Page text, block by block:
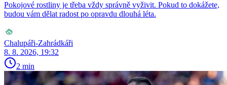
Pokojové rostliny je třeba vždy správně vyživit. Pokud to dokážete,
budou vám dělat radost po opravdu dlouhá léta.
Chalupáři-Zahrádkáři
8. 8. 2026, 19:32
2 min